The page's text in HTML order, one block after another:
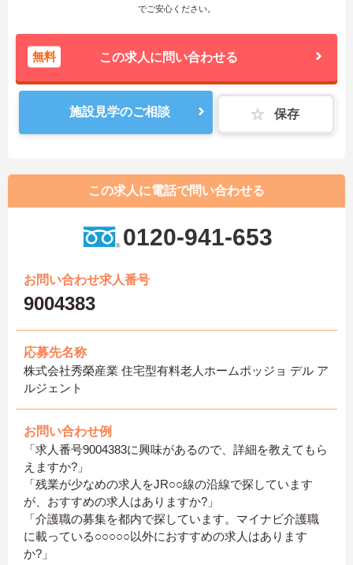
でご安心ください。
無料 この求人に問い合わせる
施設見学のご相談 保存
この求人に電話で問い合わせる
0120-941-653
お問い合わせ求人番号
9004383
応募先名称
株式会社秀榮産業 住宅型有料老人ホームポッジョ デル ア
ルジェント
お問い合わせ例
「求人番号9004383に興味があるので、詳細を教えてもら
えますか?」
「残業が少なめの求人をJR○○線の沿線で探しています
が、おすすめの求人はありますか?」
「介護職の募集を都内で探しています。マイナビ介護職
に載っている○○○○○以外におすすめの求人はあります
か?」